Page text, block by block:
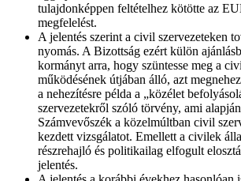
tulajdonképpen feltételhez kötötte az
megfelelést.
A jelentés szerint a civil szervezeteken
nyomás. A Bizottság ezért külön
kormányt arra, hogy szüntesse meg a
működésének útjában álló, azt
a nehezítésre példa a „közélet
szervezetekről szóló törvény, ami
Számvevőszék a közelmúltban civil
kezdett vizsgálatot. Emellett a civilek
részrehajló és politikailag elfogult
jelentés.